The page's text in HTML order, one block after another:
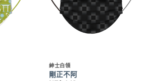
紳士白領
剛正不阿